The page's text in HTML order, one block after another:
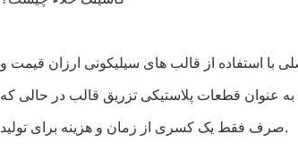
با استفاده از قالب های سیلیکونی ارزان قیمت و
عنوان قطعات پلاستیکی تزریق قالب در حالی که
صرف فقط یک کسری از زمان و هزینه برای تولید.